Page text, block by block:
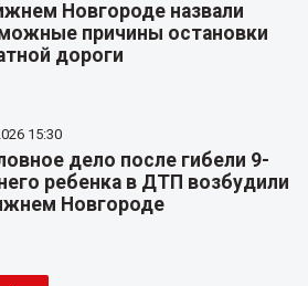
Новгороде назвали
причины остановки
дороги
15:30
дело после гибели 9-
ребенка в ДТП возбудили
Новгороде